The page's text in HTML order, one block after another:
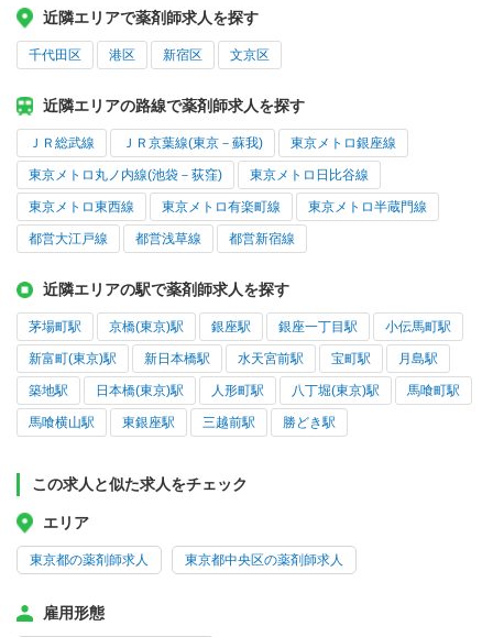
近隣エリアで薬剤師求人を探す
千代田区 港区 新宿区 文京区
近隣エリアの路線で薬剤師求人を探す
ＪＲ総武線 ＪＲ京葉線(東京－蘇我) 東京メトロ銀座線
東京メトロ丸ノ内線(池袋－荻窪) 東京メトロ日比谷線
東京メトロ東西線 東京メトロ有楽町線 東京メトロ半蔵門線
都営大江戸線 都営浅草線 都営新宿線
近隣エリアの駅で薬剤師求人を探す
茅場町駅 京橋(東京)駅 銀座駅 銀座一丁目駅 小伝馬町駅
新富町(東京)駅 新日本橋駅 水天宮前駅 宝町駅 月島駅
築地駅 日本橋(東京)駅 人形町駅 八丁堀(東京)駅 馬喰町駅
馬喰横山駅 東銀座駅 三越前駅 勝どき駅
この求人と似た求人をチェック
エリア
東京都の薬剤師求人 東京都中央区の薬剤師求人
雇用形態